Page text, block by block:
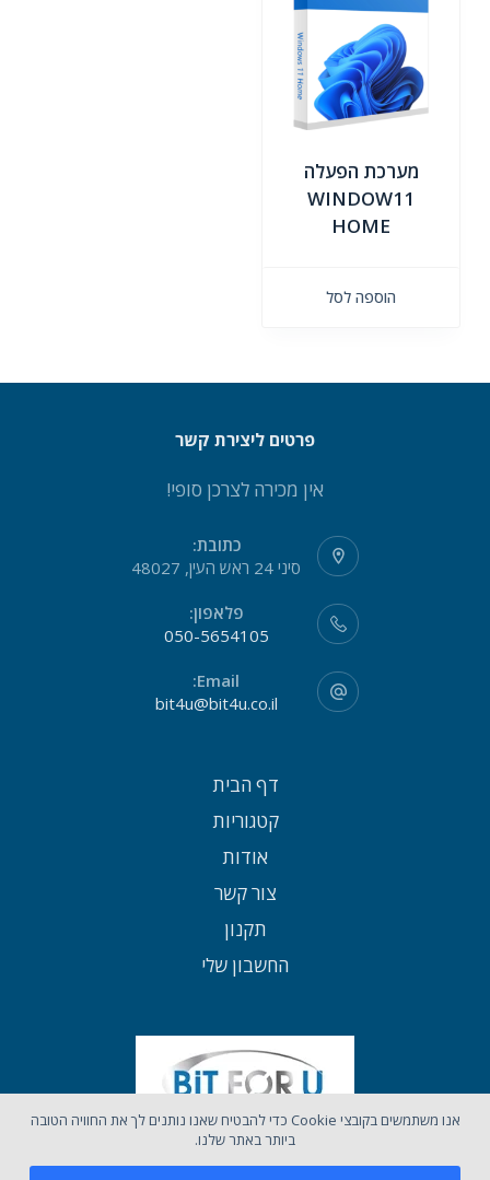
מערכת הפעלה
WINDOW11
HOME
הוספה לסל
פרטים ליצירת קשר
אין מכירה לצרכן סופי!
כתובת:
סיני 24 ראש העין, 48027
פלאפון:
050-5654105
Email:
bit4u@bit4u.co.il
דף הבית
קטגוריות
אודות
צור קשר
תקנון
החשבון שלי
אנו משתמשים בקובצי Cookie כדי להבטיח שאנו נותנים לך את החוויה הטובה
ביותר באתר שלנו.